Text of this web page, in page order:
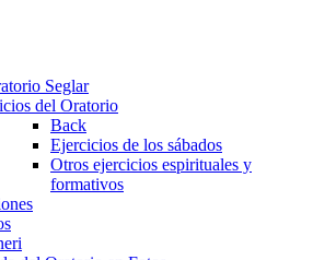
Seglar
del Oratorio
Back
Ejercicios de los sábados
Otros ejercicios espirituales y
formativos